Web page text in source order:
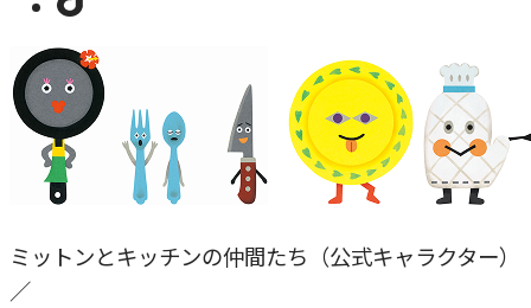
ミットンとキッチンの仲間たち（公式キャラクター）
／